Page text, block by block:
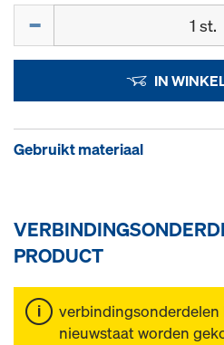
IN
Gebruikt materiaal
PRODUCT
verbindingsonderdelen
nieuwstaat worden